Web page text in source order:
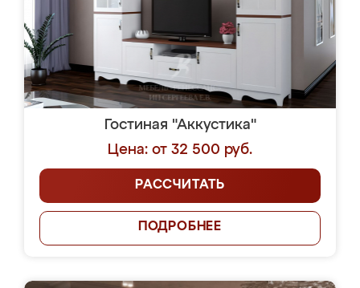
Гостиная "Аккустика"
Цена: от 32 500 руб.
РАССЧИТАТЬ
ПОДРОБНЕЕ